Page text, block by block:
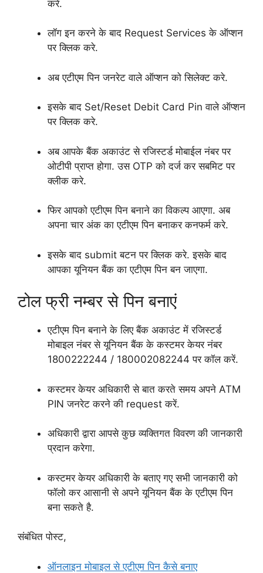
करे.
लॉग इन करने के बाद Request Services के ऑप्शन
पर क्लिक करे.
अब एटीएम पिन जनरेट वाले ऑप्शन को सिलेक्ट करे.
इसके बाद Set/Reset Debit Card Pin वाले ऑप्शन
पर क्लिक करे.
अब आपके बैंक अकाउंट से रजिस्टर्ड मोबाईल नंबर पर
ओटीपी प्राप्त होगा. उस OTP को दर्ज कर सबमिट पर
क्लीक करे.
फिर आपको एटीएम पिन बनाने का विकल्प आएगा. अब
अपना चार अंक का एटीएम पिन बनाकर कनफर्म करे.
इसके बाद submit बटन पर क्लिक करे. इसके बाद
आपका यूनियन बैंक का एटीएम पिन बन जाएगा.
टोल फ्री नम्बर से पिन बनाएं
एटीएम पिन बनाने के लिए बैंक अकाउंट में रजिस्टर्ड
मोबाइल नंबर से यूनियन बैंक के कस्टमर केयर नंबर
1800222244 / 180002082244 पर कॉल करें.
कस्टमर केयर अधिकारी से बात करते समय अपने ATM
PIN जनरेट करने की request करें.
अधिकारी द्वारा आपसे कुछ व्यक्तिगत विवरण की जानकारी
प्रदान करेगा.
कस्टमर केयर अधिकारी के बताए गए सभी जानकारी को
फॉलो कर आसानी से अपने यूनियन बैंक के एटीएम पिन
बना सकते है.
संबंधित पोस्ट,
ऑनलाइन मोबाइल से एटीएम पिन कैसे बनाए